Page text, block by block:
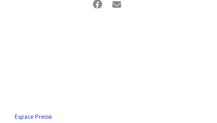
Espace Presse